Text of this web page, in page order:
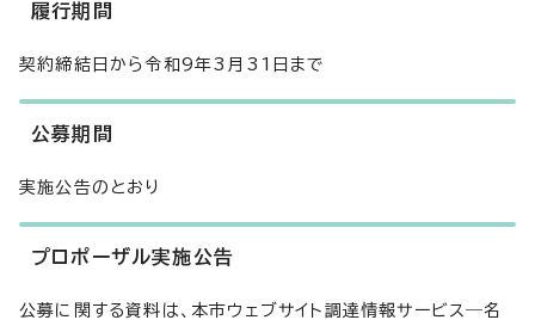
履行期間
契約締結日から令和9年3月31日まで
公募期間
実施公告のとおり
プロポーザル実施公告
公募に関する資料は、本市ウェブサイト調達情報サービス―名